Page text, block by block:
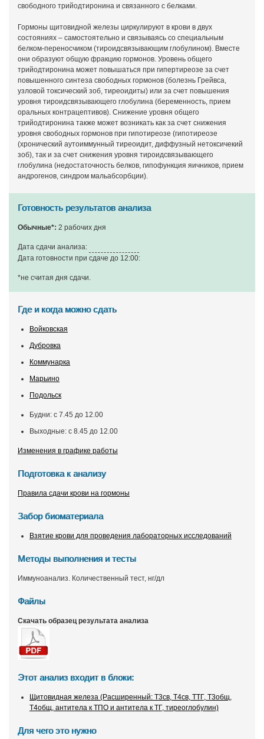
свободного трийодтиронина и связанного с белками.
Гормоны щитовидной железы циркулируют в крови в двух
состояниях – самостоятельно и связываясь со специальным
белком-переносчиком (тироидсвязывающим глобулином). Вместе
они образуют общую фракцию гормонов. Уровень общего
трийодтиронина может повышаться при гипертиреозе за счет
повышенного синтеза свободных гормонов (болезнь Грейвса,
узловой токсический зоб, тиреоидиты) или за счет повышения
уровня тироидсвязывающего глобулина (беременность, прием
оральных контрацептивов). Снижение уровня общего
трийодтиронина также может возникать как за счет снижения
уровня свободных гормонов при гипотиреозе (гипотиреозе
(хронический аутоиммунный тиреоидит, диффузный нетоксичекий
зоб), так и за счет снижения уровня тироидсвязывающего
глобулина (недостаточность белков, гипофункция яичников, прием
андрогенов, синдром мальабсорбции).
Готовность результатов анализа
Обычные*: 2 рабочих дня
Дата сдачи анализа:
Дата готовности при сдаче до 12:00:
*не считая дня сдачи.
Где и когда можно сдать
Войковская
Дубровка
Коммунарка
Марьино
Подольск
Будни: с 7.45 до 12.00
Выходные: с 8.45 до 12.00
Изменения в графике работы
Подготовка к анализу
Правила сдачи крови на гормоны
Забор биоматериала
Взятие крови для проведения лабораторных исследований
Методы выполнения и тесты
Иммуноанализ. Количественный тест, нг/дл
Файлы
Скачать образец результата анализа
Этот анализ входит в блоки:
Щитовидная железа (Расширенный: Т3св, Т4св, ТТГ, Т3общ,
Т4общ, антитела к ТПО и антитела к ТГ, тиреоглобулин)
Для чего это нужно